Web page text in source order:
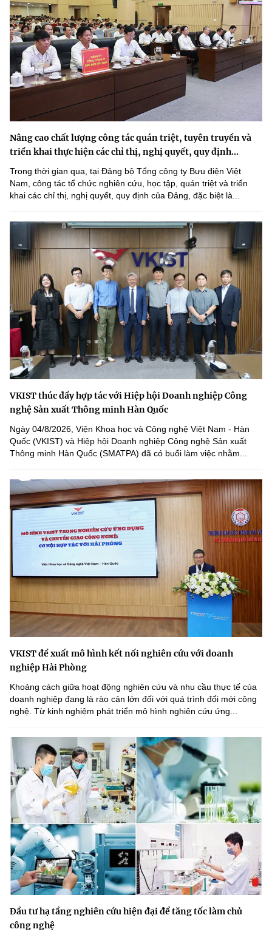
Nâng cao chất lượng công tác quán triệt, tuyên truyền và
triển khai thực hiện các chỉ thị, nghị quyết, quy định...
Trong thời gian qua, tại Đảng bộ Tổng công ty Bưu điện Việt
Nam, công tác tổ chức nghiên cứu, học tập, quán triệt và triển
khai các chỉ thị, nghị quyết, quy định của Đảng, đặc biệt là...
VKIST thúc đẩy hợp tác với Hiệp hội Doanh nghiệp Công
nghệ Sản xuất Thông minh Hàn Quốc
Ngày 04/8/2026, Viện Khoa học và Công nghệ Việt Nam - Hàn
Quốc (VKIST) và Hiệp hội Doanh nghiệp Công nghệ Sản xuất
Thông minh Hàn Quốc (SMATPA) đã có buổi làm việc nhằm...
VKIST đề xuất mô hình kết nối nghiên cứu với doanh
nghiệp Hải Phòng
Khoảng cách giữa hoạt động nghiên cứu và nhu cầu thực tế của
doanh nghiệp đang là rào cản lớn đối với quá trình đổi mới công
nghệ. Từ kinh nghiệm phát triển mô hình nghiên cứu ứng...
Đầu tư hạ tầng nghiên cứu hiện đại để tăng tốc làm chủ
công nghệ